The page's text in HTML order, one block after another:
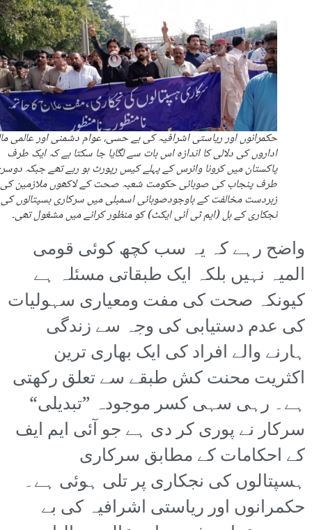
حکمرانوں اور ریاستی اشرافیہ کی بے حسی، عوام دشمنی اور عالمی
اداروں کی دلالی کا اندازہ اس بات سے لگایا جا سکتا ہے کہ ایک طرف
پاکستان میں کرونا وائرس کے پہلے کیس رپورٹ ہو رہے تھے جبکہ
طرف پنجاب کی صوبائی حکومت شعبہ صحت کے لاکھوں ملازمین کی
زبردست مخالفت کے باوجودصوبائی اسمبلی میں سرکاری ہسپتالوں کی
نجکاری کے بل (ایم ٹی آئی ایکٹ) کو منظور کرانے میں مشغول تھی۔
واضح رہے کہ یہ سب کچھ کوئی قومی
المیہ نہیں بلکہ ایک طبقاتی مسئلہ ہے
کیونکہ صحت کی مفت ومعیاری سہولیات
کی عدم دستیابی کی وجہ سے زندگی
ہارنے والے افراد کی ایک بھاری ترین
اکثریت محنت کش طبقے سے تعلق رکھتی
ہے۔ رہی سہی کسر موجودہ ”تبدیلی“
سرکار نے پوری کر دی ہے جو آئی ایم ایف
کے احکامات کے مطابق سرکاری
ہسپتالوں کی نجکاری پر تلی ہوئی ہے۔
حکمرانوں اور ریاستی اشرافیہ کی بے